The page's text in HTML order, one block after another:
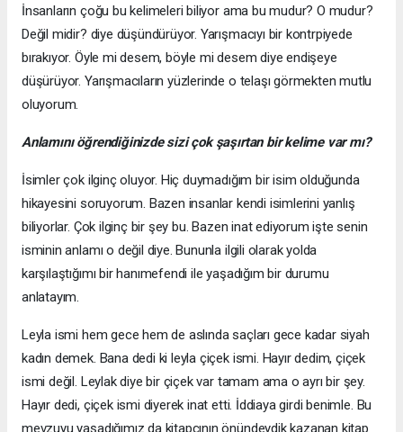
İnsanların çoğu bu kelimeleri biliyor ama bu mudur? O mudur?
Değil midir? diye düşündürüyor. Yarışmacıyı bir kontrpiyede
bırakıyor. Öyle mi desem, böyle mi desem diye endişeye
düşürüyor. Yarışmacıların yüzlerinde o telaşı görmekten mutlu
oluyorum.
Anlamını öğrendiğinizde sizi çok şaşırtan bir kelime var mı?
İsimler çok ilginç oluyor. Hiç duymadığım bir isim olduğunda
hikayesini soruyorum. Bazen insanlar kendi isimlerini yanlış
biliyorlar. Çok ilginç bir şey bu. Bazen inat ediyorum işte senin
isminin anlamı o değil diye. Bununla ilgili olarak yolda
karşılaştığımı bir hanımefendi ile yaşadığım bir durumu
anlatayım.
Leyla ismi hem gece hem de aslında saçları gece kadar siyah
kadın demek. Bana dedi ki leyla çiçek ismi. Hayır dedim, çiçek
ismi değil. Leylak diye bir çiçek var tamam ama o ayrı bir şey.
Hayır dedi, çiçek ismi diyerek inat etti. İddiaya girdi benimle. Bu
mevzuyu yaşadığımız da kitapçının önündeydik kazanan kitap